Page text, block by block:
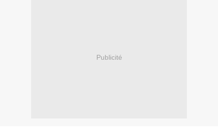
Publicité